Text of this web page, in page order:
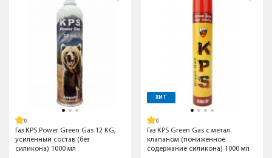
Газ KPS Power Green Gas 12 KG,
усиленный состав (без
силикона) 1000 мл
ХИТ
Газ KPS Green Gas с метал.
клапаном (пониженное
содержание силикона) 1000 мл